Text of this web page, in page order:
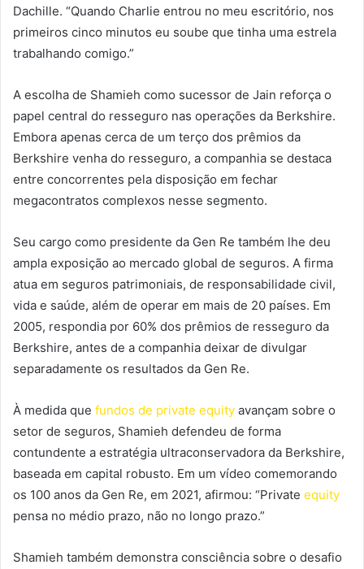
Dachille. “Quando Charlie entrou no meu escritório, nos
primeiros cinco minutos eu soube que tinha uma estrela
trabalhando comigo.”
A escolha de Shamieh como sucessor de Jain reforça o
papel central do resseguro nas operações da Berkshire.
Embora apenas cerca de um terço dos prêmios da
Berkshire venha do resseguro, a companhia se destaca
entre concorrentes pela disposição em fechar
megacontratos complexos nesse segmento.
Seu cargo como presidente da Gen Re também lhe deu
ampla exposição ao mercado global de seguros. A firma
atua em seguros patrimoniais, de responsabilidade civil,
vida e saúde, além de operar em mais de 20 países. Em
2005, respondia por 60% dos prêmios de resseguro da
Berkshire, antes de a companhia deixar de divulgar
separadamente os resultados da Gen Re.
À medida que fundos de private equity avançam sobre o
setor de seguros, Shamieh defendeu de forma
contundente a estratégia ultraconservadora da Berkshire,
baseada em capital robusto. Em um vídeo comemorando
os 100 anos da Gen Re, em 2021, afirmou: “Private equity
pensa no médio prazo, não no longo prazo.”
Shamieh também demonstra consciência sobre o desafio